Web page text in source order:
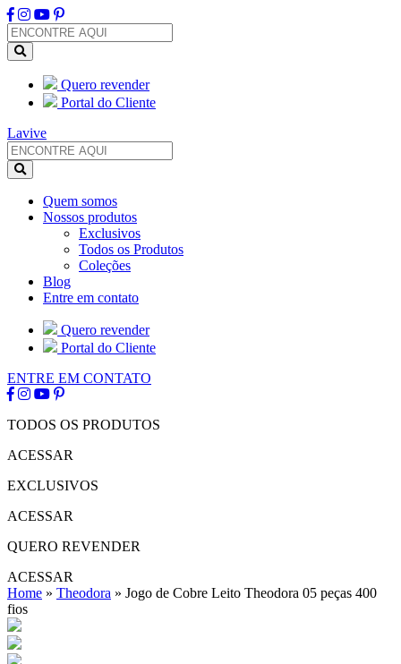
Quero revender
Portal do Cliente
Lavive
Quem somos
Nossos produtos
Exclusivos
Todos os Produtos
Coleções
Blog
Entre em contato
Quero revender
Portal do Cliente
ENTRE EM CONTATO
TODOS OS PRODUTOS
ACESSAR
EXCLUSIVOS
ACESSAR
QUERO REVENDER
ACESSAR
Home » Theodora » Jogo de Cobre Leito Theodora 05 peças 400
fios